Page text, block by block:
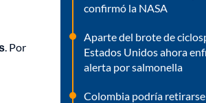
. Por
confirmó la NASA
Aparte del brote de
Estados Unidos ahora
alerta por salmonella
Colombia podría retirarse